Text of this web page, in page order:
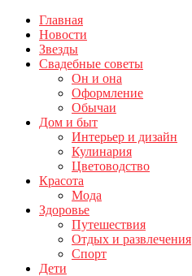
Главная
Новости
Звезды
Свадебные советы
Он и она
Оформление
Обычаи
Дом и быт
Интерьер и дизайн
Кулинария
Цветоводство
Красота
Мода
Здоровье
Путешествия
Отдых и развлечения
Спорт
Дети